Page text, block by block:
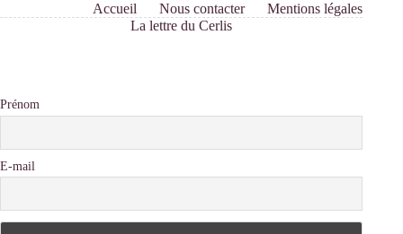
Accueil Nous contacter
Mentions légales
La lettre du Cerlis
Prénom
E-mail